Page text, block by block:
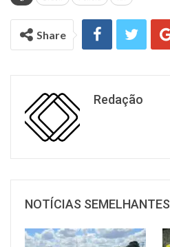
Share
Redação
NOTÍCIAS SEMELHANTES